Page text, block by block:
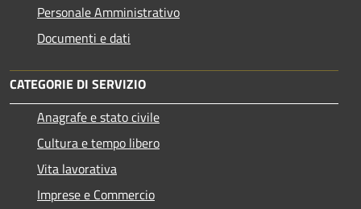
Personale Amministrativo
Documenti e dati
CATEGORIE DI SERVIZIO
Anagrafe e stato civile
Cultura e tempo libero
Vita lavorativa
Imprese e Commercio